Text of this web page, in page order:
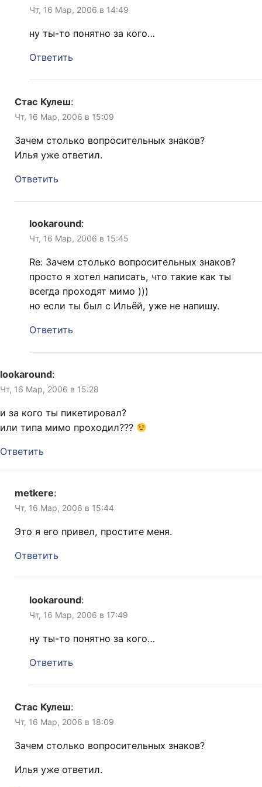
Чт, 16 Мар, 2006 в 14:49
ну ты-то понятно за кого…
Ответить
Стас Кулеш:
Чт, 16 Мар, 2006 в 15:09
Зачем столько вопросительных знаков?
Илья уже ответил.
Ответить
lookaround:
Чт, 16 Мар, 2006 в 15:45
Re: Зачем столько вопросительных знаков?
просто я хотел написать, что такие как ты
всегда проходят мимо )))
но если ты был с Ильёй, уже не напишу.
Ответить
lookaround:
Чт, 16 Мар, 2006 в 15:28
и за кого ты пикетировал?
или типа мимо проходил???
Ответить
metkere:
Чт, 16 Мар, 2006 в 15:44
Это я его привел, простите меня.
Ответить
lookaround:
Чт, 16 Мар, 2006 в 17:49
ну ты-то понятно за кого…
Ответить
Стас Кулеш:
Чт, 16 Мар, 2006 в 18:09
Зачем столько вопросительных знаков?
Илья уже ответил.